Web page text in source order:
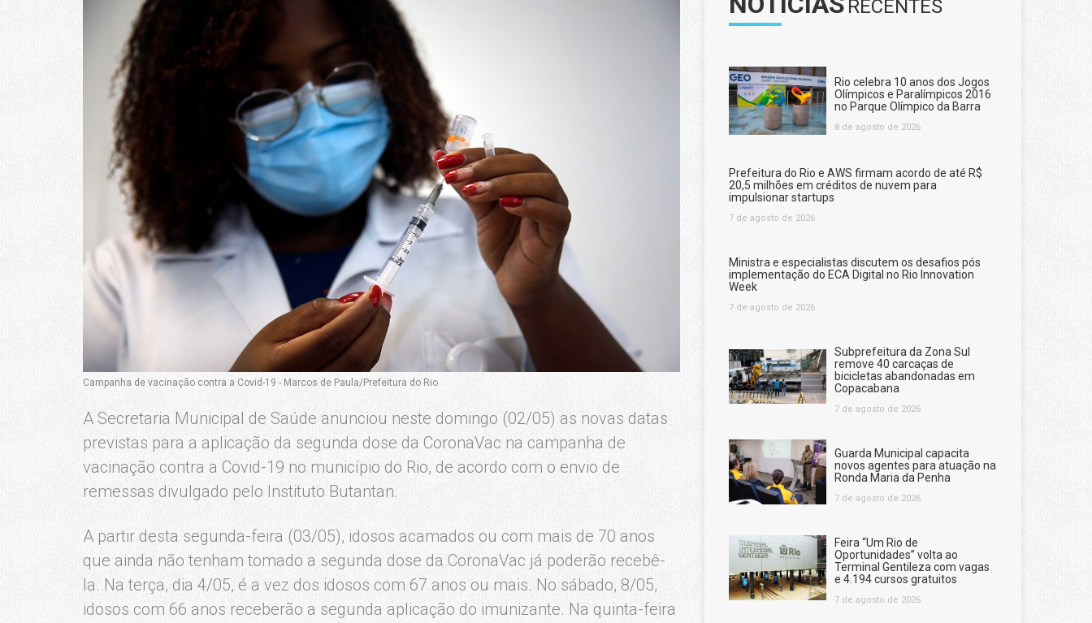
Campanha de vacinação contra a Covid-19 - Marcos de Paula/Prefeitura do Rio
A Secretaria Municipal de Saúde anunciou neste domingo (02/05) as novas datas
previstas para a aplicação da segunda dose da CoronaVac na campanha de
vacinação contra a Covid-19 no município do Rio, de acordo com o envio de
remessas divulgado pelo Instituto Butantan.
A partir desta segunda-feira (03/05), idosos acamados ou com mais de 70 anos
que ainda não tenham tomado a segunda dose da CoronaVac já poderão recebê-
la. Na terça, dia 4/05, é a vez dos idosos com 67 anos ou mais. No sábado, 8/05,
idosos com 66 anos receberão a segunda aplicação do imunizante. Na quinta-feira
RECENTES
Rio celebra 10 anos dos Jogos
Olímpicos e Paralímpicos 2016
no Parque Olímpico da Barra
8 de agosto de 2026
Prefeitura do Rio e AWS firmam acordo de até R$
20,5 milhões em créditos de nuvem para
impulsionar startups
7 de agosto de 2026
Ministra e especialistas discutem os desafios pós
implementação do ECA Digital no Rio Innovation
Week
7 de agosto de 2026
Subprefeitura da Zona Sul
remove 40 carcaças de
bicicletas abandonadas em
Copacabana
7 de agosto de 2026
Guarda Municipal capacita
novos agentes para atuação na
Ronda Maria da Penha
7 de agosto de 2026
Feira “Um Rio de
Oportunidades” volta ao
Terminal Gentileza com vagas
e 4.194 cursos gratuitos
7 de agosto de 2026